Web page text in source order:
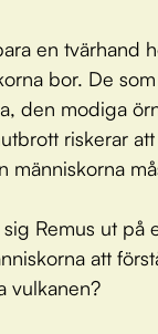
en tvärhand
bor. De
den modiga
riskerar
människorna
Remus ut på
att
vulkanen?